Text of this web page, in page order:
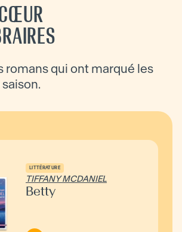
romans qui ont marqué les
LITTÉRATURE
TIFFANY MCDANIEL
Betty